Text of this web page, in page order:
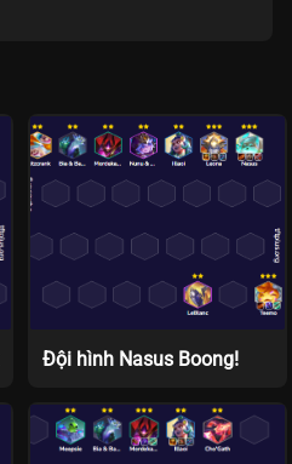
Đội hình Nasus Boong!